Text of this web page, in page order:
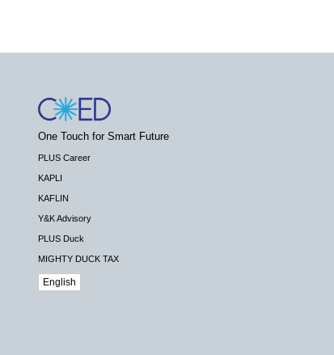
One Touch for Smart Future
PLUS Career
KAPLI
KAFLIN
Y&K Advisory
PLUS Duck
MIGHTY DUCK TAX
English